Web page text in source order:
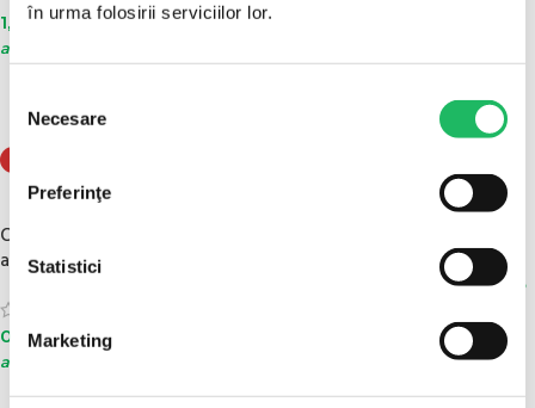
în urma folosirii serviciilor lor.
consimțământului
Necesare
Preferinţe
Statistici
Marketing
1,98lei fără TVA/ buc - Mod de
ambalare : 50 buc/cutie
SELECTEAZĂ OPȚIUNILE
100 BUC/CUTIE
Catetere I.V. (Branule) cu
aripioare si port inject G24
0,69lei fără TVA
ambalare : 100 buc/cutie
CITEȘTE MAI MULT
Robineti cu 3 cai sterili
/ buc - Mod de